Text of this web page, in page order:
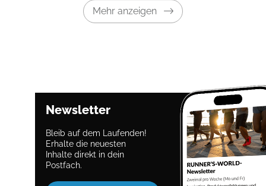
Mehr anzeigen
Newsletter
Bleib auf dem Laufenden!
Erhalte die neuesten
Inhalte direkt in dein
Postfach.